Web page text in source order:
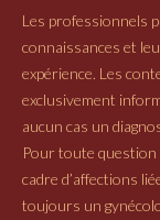
Les professionnels
connaissances et
expérience. Les
exclusivement
aucun cas un
Pour toute question
cadre d’affections
toujours un